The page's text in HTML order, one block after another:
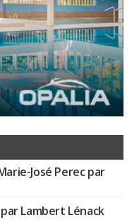
José Perec par
Lambert Lénack